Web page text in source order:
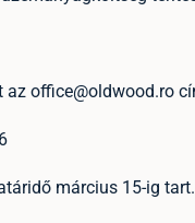
az office@oldwood.ro
március 15-ig tart.